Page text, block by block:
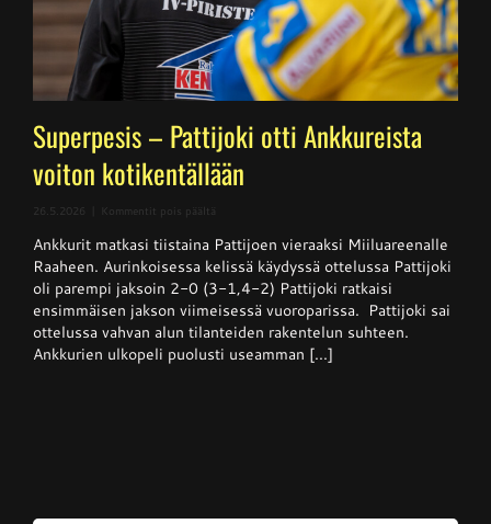
Superpesis – Pattijoki otti Ankkureista
voiton kotikentällään
26.5.2026 Kommentit pois päältä
–
Pattijoki
otti
Ankkureista
voiton
kotikentällään
Ankkurit matkasi tiistaina Pattijoen vieraaksi Miiluareenalle
Raaheen. Aurinkoisessa kelissä käydyssä ottelussa Pattijoki
oli parempi jaksoin 2-0 (3-1,4-2) Pattijoki ratkaisi
ensimmäisen jakson viimeisessä vuoroparissa. Pattijoki sai
ottelussa vahvan alun tilanteiden rakentelun suhteen.
Ankkurien ulkopeli puolusti useamman [...]